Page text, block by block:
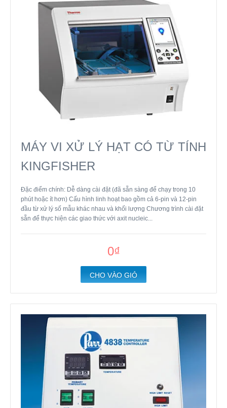
MÁY VI XỬ LÝ HẠT CÓ TỪ TÍNH
KINGFISHER
Đặc điểm chính: Dễ dàng cài đặt (đã sẵn sàng để chạy trong 10
phút hoặc ít hơn) Cấu hình linh hoạt bao gồm cả 6-pin và 12-pin
đầu từ xử lý số mẫu khác nhau và khối lượng Chương trình cài đặt
sẵn để thực hiện các giao thức với axit nucleic...
0₫
CHO VÀO GIỎ